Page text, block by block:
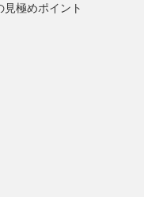
極めポイント